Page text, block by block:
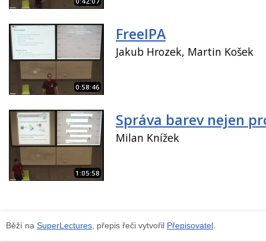
0:58:46
FreeIPA
Jakub Hrozek, Martin Košek
1:05:58
Správa barev nejen
Milan Knížek
Běží na SuperLectures, přepis řeči vytvořil Přepisovatel .